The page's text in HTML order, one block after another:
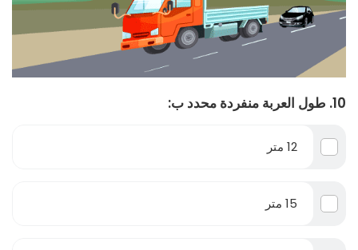
10. طول العربة منفردة محدد ب:
12 متر
15 متر